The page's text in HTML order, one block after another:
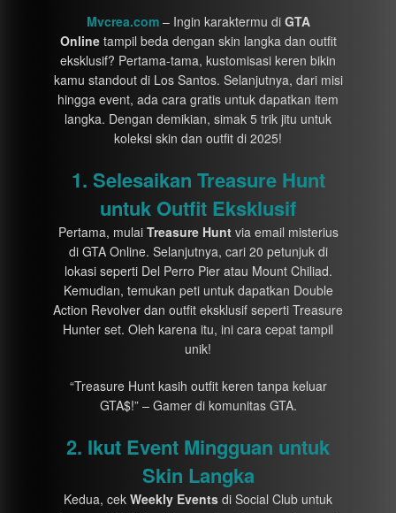
Mvcrea.com– Ingin karaktermu di GTA
Onlinetampil beda dengan skin langka dan outfit
eksklusif? Pertama-tama, kustomisasi keren bikin
kamu standout di Los Santos. Selanjutnya, dari misi
hingga event, ada cara gratis untuk dapatkan item
langka. Dengan demikian, simak 5 trik jitu untuk
koleksi skin dan outfit di 2025!
1. Selesaikan Treasure Hunt
untuk Outfit Eksklusif
Pertama, mulai Treasure Huntvia email misterius
di GTA Online. Selanjutnya, cari 20 petunjuk di
lokasi seperti Del Perro Pier atau Mount Chiliad.
Kemudian, temukan peti untuk dapatkan Double
Action Revolver dan outfit eksklusif seperti Treasure
Hunter set. Oleh karena itu, ini cara cepat tampil
unik!
“Treasure Hunt kasih outfit keren tanpa keluar
GTA$!” – Gamer di komunitas GTA.
2. Ikut Event Mingguan untuk
Skin Langka
Kedua, cek Weekly Events di Social Club untuk